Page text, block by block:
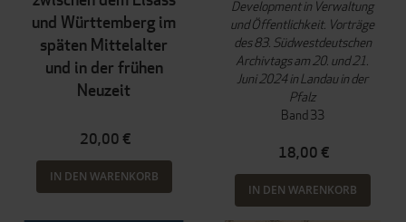
und Württemberg im
späten Mittelalter
und in der frühen
Neuzeit
20,00 €
IN DEN WARENKORB
Development in Verwaltung
und Öffentlichkeit. Vorträge
des 83. Südwestdeutschen
Archivtags am 20. und 21.
Juni 2024 in Landau in der
Pfalz
Band 33
18,00 €
IN DEN WARENKORB